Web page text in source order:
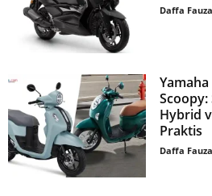
Daffa
Hybrid
Praktis
Daffa